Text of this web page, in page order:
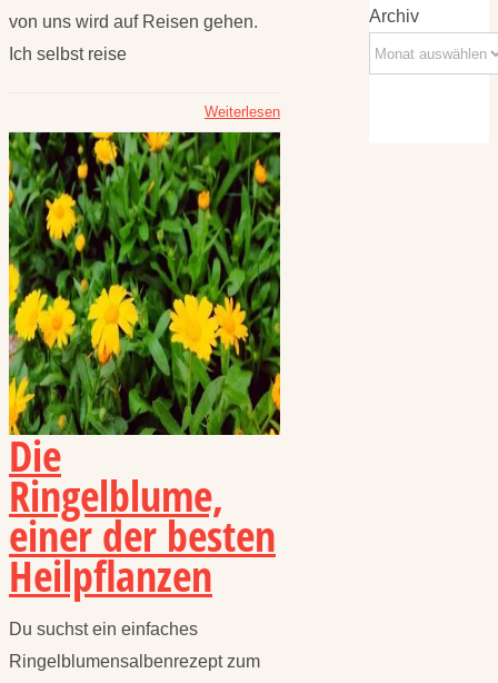
von uns wird auf Reisen gehen.
Ich selbst reise
Weiterlesen
Die
Ringelblume,
einer der besten
Heilpflanzen
Du suchst ein einfaches
Ringelblumensalbenrezept zum
Archiv